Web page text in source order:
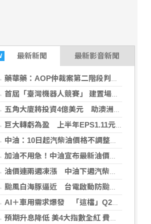
最新新聞 最新影音新聞
藥華藥：AOP仲裁案第二階段判斷出爐 財務無重大影響
首屆「臺灣機器人競賽」 建置場域驗證環境
五角大廈將投資4億美元 助澳洲開發稀土礦物
巨大轉虧為盈 上半年EPS1.11元H2審慎樂觀
中油：10日起汽柴油價格不調整 95無鉛維持32元
加油不用急！中油宣布最新油價 下周汽、柴油「凍漲」
油價連兩週凍漲 中油下週汽柴油價格不調整
颱風白海豚逼近 台電啟動防颱整備
AI＋車用需求爆發 「這檔」Q2業績亮眼股價狂飆8%
預期升息降低 美4大指數全紅 費半指數漲308點